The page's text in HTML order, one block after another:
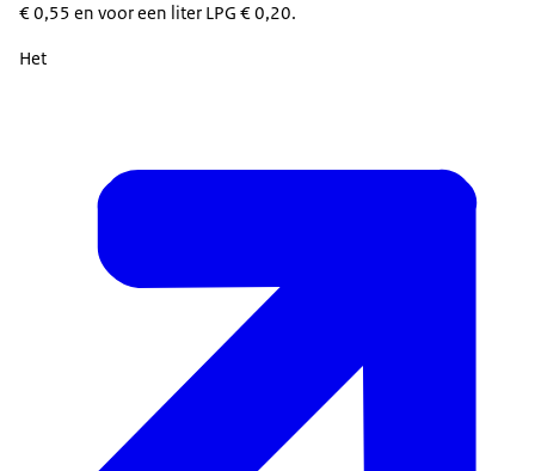
€ 0,55 en voor een liter LPG € 0,20.
Het